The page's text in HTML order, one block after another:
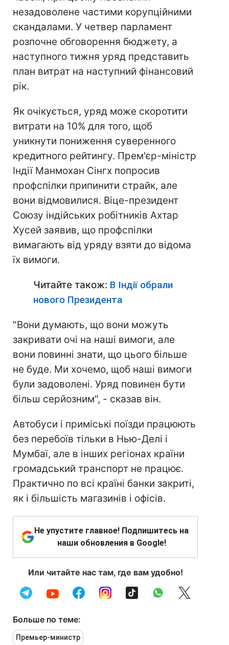
незадоволене частими корупційними
скандалами. У четвер парламент
розпочне обговорення бюджету, а
наступного тижня уряд представить
план витрат на наступний фінансовий
рік.
Як очікується, уряд може скоротити
витрати на 10% для того, щоб
уникнути пониження суверенного
кредитного рейтингу. Прем'єр-міністр
Індії Манмохан Сінгх попросив
профспілки припинити страйк, але
вони відмовилися. Віце-президент
Союзу індійських робітників Ахтар
Хусей заявив, що профспілки
вимагають від уряду взяти до відома
їх вимоги.
Читайте також: В Індії обрали
нового Президента
"Вони думають, що вони можуть
закривати очі на наші вимоги, але
вони повинні знати, що цього більше
не буде. Ми хочемо, щоб наші вимоги
були задоволені. Уряд повинен бути
більш серйозним", - сказав він.
Автобуси і приміські поїзди працюють
без перебоїв тільки в Нью-Делі і
Мумбаї, але в інших регіонах країни
громадський транспорт не працює.
Практично по всі країні банки закриті,
як і більшість магазинів і офісів.
Не упустите главное! Подпишитесь на
наши обновления в Google!
Или читайте нас там, где вам удобно!
Больше по теме:
Премьер-министр